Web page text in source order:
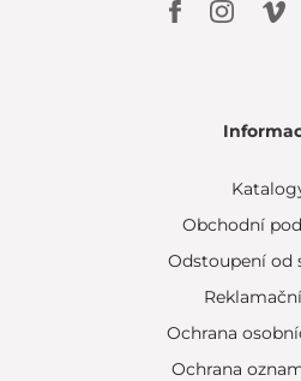
Obchodní
Odstoupení od
Ochrana
Ochrana